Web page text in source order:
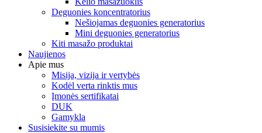
Deguonies koncentratorius
Nešiojamas deguonies generatorius
Mini deguonies generatorius
Kiti masažo produktai
Naujienos
Apie mus
Misija, vizija ir vertybės
Kodėl verta rinktis mus
Įmonės sertifikatai
DUK
Gamykla
Susisiekite su mumis